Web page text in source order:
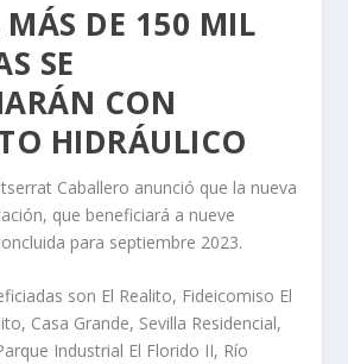
DE 150 MIL
SE
CON
HIDRÁULICO
Caballero anunció que la nueva
que beneficiará a nueve
para septiembre 2023.
son El Realito, Fideicomiso El
Casa Grande, Sevilla Residencial,
Industrial El Florido II, Río